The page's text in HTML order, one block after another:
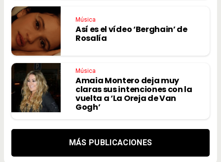
Música
Así es el vídeo ‘Berghain’ de
Rosalía
Música
Amaia Montero deja muy
claras sus intenciones con la
vuelta a ‘La Oreja de Van
Gogh’
MÁS PUBLICACIONES